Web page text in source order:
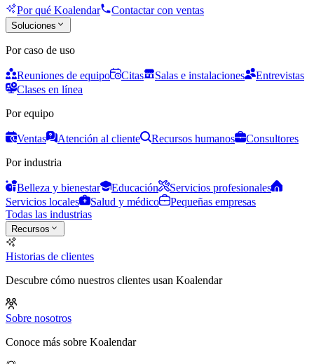
Por qué Koalendar Contactar con ventas
Soluciones
Por caso de uso
Reuniones de equipo Citas Salas e instalaciones
Entrevistas
Clases en línea
Por equipo
Ventas Atención al cliente Recursos humanos
Consultores
Por industria
Belleza y bienestar Educación
Servicios profesionales
Servicios locales
Salud y médico
Pequeñas empresas
Todas las industrias
Recursos
Historias de clientes
Descubre cómo nuestros clientes usan Koalendar
Sobre nosotros
Conoce más sobre Koalendar